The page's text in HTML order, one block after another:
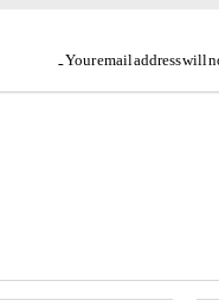
Your email address will